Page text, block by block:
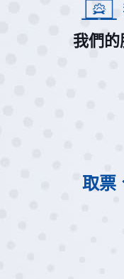
我們
取票